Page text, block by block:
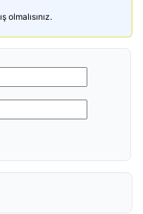
olmalısınız.